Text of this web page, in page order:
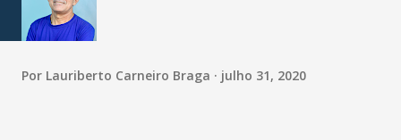
Por Lauriberto Carneiro Braga julho 31, 2020